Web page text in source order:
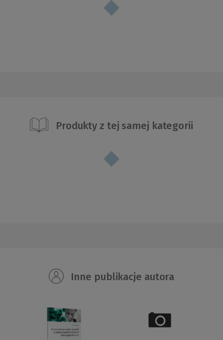
Produkty z tej samej kategorii
Inne publikacje autora